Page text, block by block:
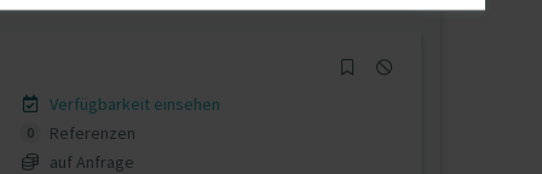
Verfügbarkeit einsehen
0
Referenzen
auf Anfrage